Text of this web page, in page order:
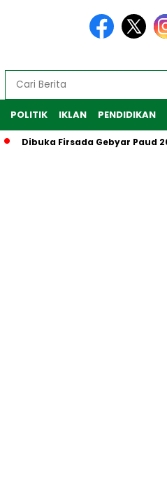
POLITIK IKLAN PENDIDIKAN
Dibuka Firsada Gebyar Paud